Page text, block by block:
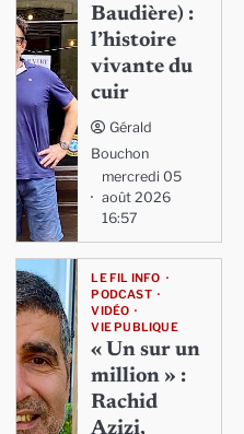
Baudière) :
l’histoire
vivante du
cuir
Gérald
Bouchon
mercredi 05
août 2026
16:57
LE FIL INFO
PODCAST
VIDÉO
VIE PUBLIQUE
« Un sur un
million » :
Rachid
Azizi,